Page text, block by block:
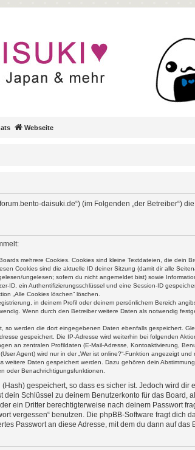
Webseite
daisuki.de“) (im Folgenden „der Betreiber“)
mehrere Cookies. Cookies sind kleine Textdateien, die dein
Cookies sind die aktuelle ID deiner Sitzung (damit dir alle
ungelesen; sofern du nicht angemeldet bist) sowie
ID, ein Authentifizierungsschlüssel und eine Session-ID
„Alle Cookies löschen“ löschen.
in deinem Profil oder deinem persönlichem Bereich
Wenn durch den Betreiber weitere Daten als notwendig
so werden die dort eingegebenen Daten ebenfalls gespeichert.
gespeichert. Die IP-Adresse wird weiterhin bei folgenden
an zentralen Profildaten (E-Mail-Adresse, Kontoaktivierung,
Agent) wird nur in der „Wer ist online?“-Funktion angezeigt
Daten gespeichert werden. Dazu gehören dein
oder Benachrichtigungsfunktionen.
gespeichert, so dass es sicher ist. Jedoch wird dir
Schlüssel zu deinem Benutzerkonto für das Board,
ein Dritter berechtigterweise nach deinem Passwort
vergessen“ benutzen. Die phpBB-Software fragt dich
Passwort an diese Adresse, mit dem du dann auf das